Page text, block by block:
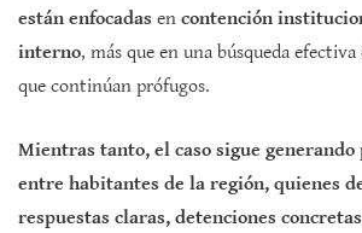
están enfocadas en contención
interno, más que en una búsqueda efectiva
que continúan prófugos.
Mientras tanto, el caso sigue generando
entre habitantes de la región, quienes
respuestas claras, detenciones